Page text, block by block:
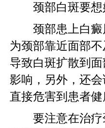
颈部白斑要想
颈部患上白癜
为颈部靠近面部
导致白斑扩散到
影响，另外，还
直接危害到患者健
要注意在治疗